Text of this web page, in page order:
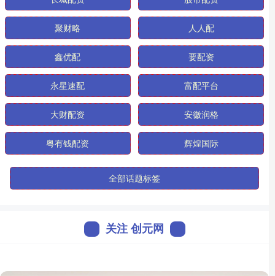
聚财略 人人配
鑫优配 要配资
永星速配 富配平台
大财配资 安徽润格
粤有钱配资 辉煌国际
全部话题标签
关注 创元网